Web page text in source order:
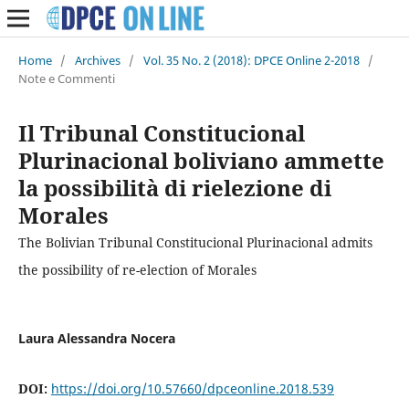
Home / Archives / Vol. 35 No. 2 (2018): DPCE Online 2-2018 /
Note e Commenti
Il Tribunal Constitucional
Plurinacional boliviano ammette
la possibilità di rielezione di
Morales
The Bolivian Tribunal Constitucional Plurinacional admits
the possibility of re-election of Morales
Laura Alessandra Nocera
DOI: https://doi.org/10.57660/dpceonline.2018.539